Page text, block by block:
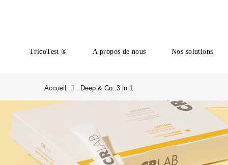
TricoTest ® A propos de nous Nos solutions
Accueil Deep & Co. 3 in 1